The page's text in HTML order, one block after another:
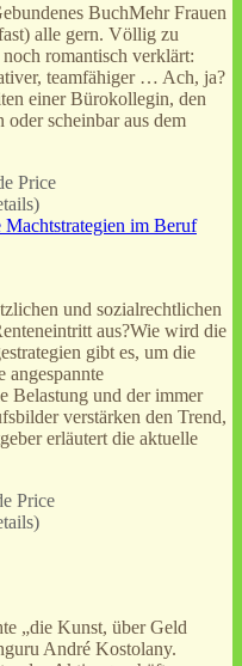
BuchMehr Frauen
alle gern. Völlig zu
romantisch verklärt:
teamfähiger … Ach, ja?
einer Bürokollegin, den
scheinbar aus dem
Price
)
und sozialrechtlichen
aus?Wie wird die
gibt es, um die
angespannte
Belastung und der immer
verstärken den Trend,
erläutert die aktuelle
Price
)
„die Kunst, über Geld
André Kostolany.